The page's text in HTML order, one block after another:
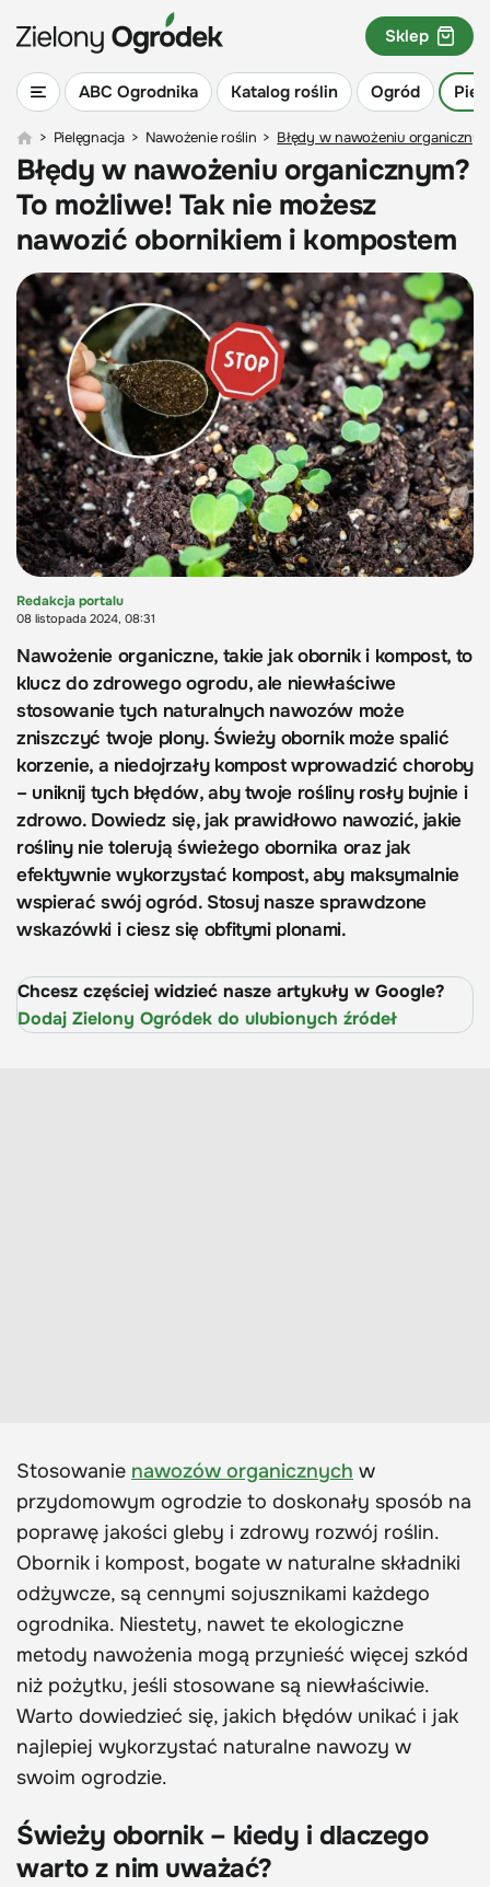
ABC Ogrodnika Katalog roślin Ogród
Sklep
> Pielęgnacja > Nawożenie roślin > Błędy w nawożeniu
Błędy w nawożeniu organicznym?
To możliwe! Tak nie możesz
nawozić obornikiem i kompostem
Redakcja portalu
08 listopada 2024, 08:31
Nawożenie organiczne, takie jak obornik i kompost, to
klucz do zdrowego ogrodu, ale niewłaściwe
stosowanie tych naturalnych nawozów może
zniszczyć twoje plony. Świeży obornik może spalić
korzenie, a niedojrzały kompost wprowadzić choroby
– uniknij tych błędów, aby twoje rośliny rosły bujnie i
zdrowo. Dowiedz się, jak prawidłowo nawozić, jakie
rośliny nie tolerują świeżego obornika oraz jak
efektywnie wykorzystać kompost, aby maksymalnie
wspierać swój ogród. Stosuj nasze sprawdzone
wskazówki i ciesz się obfitymi plonami.
Chcesz częściej widzieć nasze artykuły w Google?
Dodaj Zielony Ogródek do ulubionych źródeł
Stosowanie nawozów organicznych w
przydomowym ogrodzie to doskonały sposób na
poprawę jakości gleby i zdrowy rozwój roślin.
Obornik i kompost, bogate w naturalne składniki
odżywcze, są cennymi sojusznikami każdego
ogrodnika. Niestety, nawet te ekologiczne
metody nawożenia mogą przynieść więcej szkód
niż pożytku, jeśli stosowane są niewłaściwie.
Warto dowiedzieć się, jakich błędów unikać i jak
najlepiej wykorzystać naturalne nawozy w
swoim ogrodzie.
Świeży obornik – kiedy i dlaczego
warto z nim uważać?